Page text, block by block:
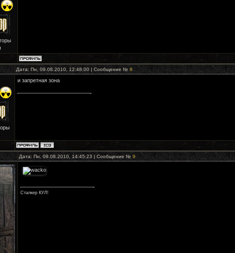
Дата: Пн, 09.08.2010, 12:48:00 | Сообщение № 8
и запретная зона
Дата: Пн, 09.08.2010, 14:45:23 | Сообщение № 9
Сталкер КУЛ!